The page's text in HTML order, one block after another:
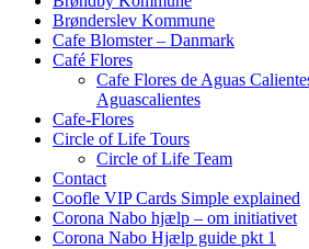
Brønderslev Kommune
Cafe Blomster – Danmark
Café Flores
Cafe Flores de Aguas
Aguascalientes
Cafe-Flores
Circle of Life Tours
Circle of Life Team
Contact
Coofle VIP Cards Simple explained
Corona Nabo hjælp – om initiativet
Corona Nabo Hjælp guide pkt 1